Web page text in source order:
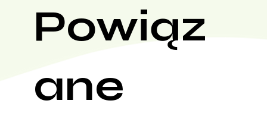
Powiąz
ane